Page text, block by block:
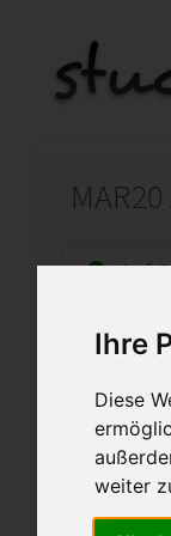
Ihre
Diese
weiter
Auf
Startseite